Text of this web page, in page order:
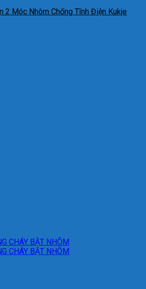
2 Móc Nhôm Chống Tĩnh Điện Kukje